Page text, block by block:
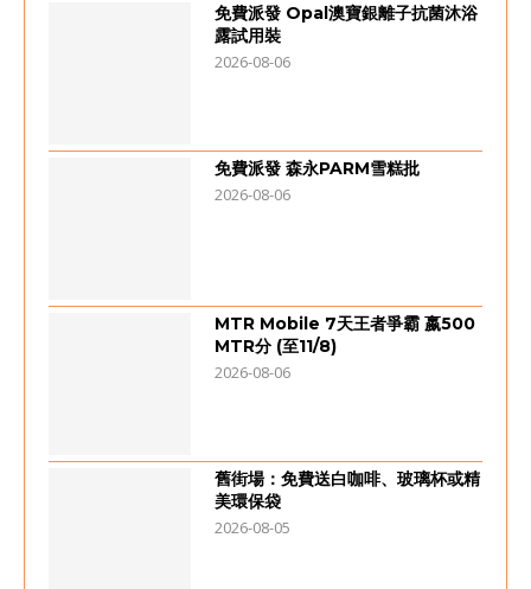
免費派發 Opal澳寶銀離子抗菌沐浴
露試用裝
2026-08-06
免費派發 森永PARM雪糕批
2026-08-06
MTR Mobile 7天王者爭霸 嬴500
MTR分 (至11/8)
2026-08-06
舊街場：免費送白咖啡、玻璃杯或精
美環保袋
2026-08-05